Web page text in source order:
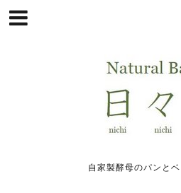
自家製酵母のパンと